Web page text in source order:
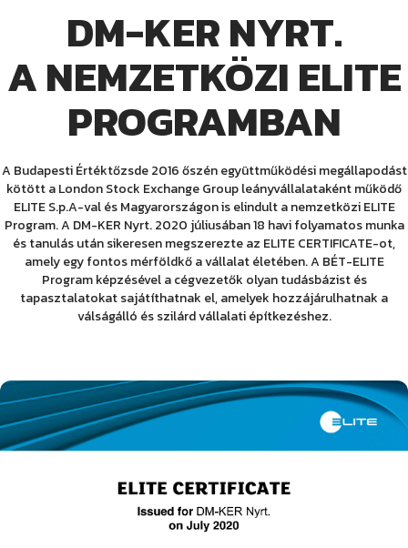
DM-KER NYRT.
A NEMZETKÖZI ELITE
PROGRAMBAN
A Budapesti Értéktőzsde 2016 őszén együttműködési megállapodást
kötött a London Stock Exchange Group leányvállalataként működő
ELITE S.p.A-val és Magyarországon is elindult a nemzetközi ELITE
Program. A DM-KER Nyrt. 2020 júliusában 18 havi folyamatos munka
és tanulás után sikeresen megszerezte az ELITE CERTIFICATE-ot,
amely egy fontos mérföldkő a vállalat életében. A BÉT-ELITE
Program képzésével a cégvezetők olyan tudásbázist és
tapasztalatokat sajátíthatnak el, amelyek hozzájárulhatnak a
válságálló és szilárd vállalati építkezéshez.